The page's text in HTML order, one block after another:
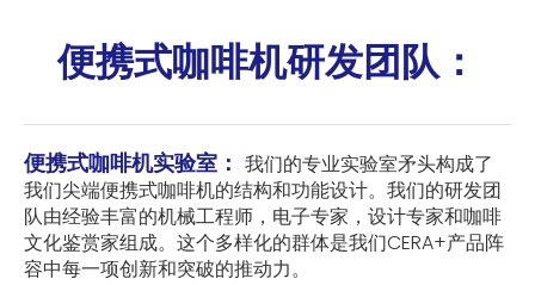
便携式咖啡机研发团队：
便携式咖啡机实验室： 我们的专业实验室矛头构成了
我们尖端便携式咖啡机的结构和功能设计。我们的研发团
队由经验丰富的机械工程师，电子专家，设计专家和咖啡
文化鉴赏家组成。这个多样化的群体是我们CERA+产品阵
容中每一项创新和突破的推动力。